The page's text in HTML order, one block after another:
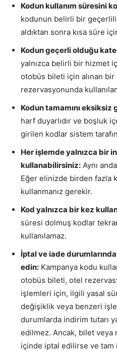
Kodun kullanım süresini
kodunun belirli bir
aldıktan sonra kısa süre
Kodun geçerli olduğu
yalnızca belirli bir hizmet
otobüs bileti için alınan
rezervasyonunda
Kodun tamamını eksiksiz
harf duyarlıdır ve boşluk
girilen kodlar sistem
Her işlemde yalnızca bir
kullanabilirsiniz: Aynı
Eğer elinizde birden fazla
kullanmanız gerekir.
Kod yalnızca bir kez
süresi dolmuş kodlar
kullanılamaz.
İptal ve iade
edin: Kampanya kodu
otobüs bileti, otel
işlemleri için, ilgili yasal
değişiklik veya benzeri
durumlarda indirim tutarı
edilmez. Ancak, bilet
içinde iptal edilirse ve tam